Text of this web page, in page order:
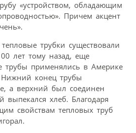
«устройством, обладающим
Причем акцент
трубки существовали
лет тому назад, еще
трубы применялись в Америке
конец трубы
а верхний был соединен
выпекался хлеб. Благодаря
свойствам тепловых труб